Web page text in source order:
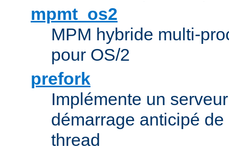
mpmt_os2
MPM hybride multi-
pour OS/2
prefork
Implémente un
démarrage anticipé
thread